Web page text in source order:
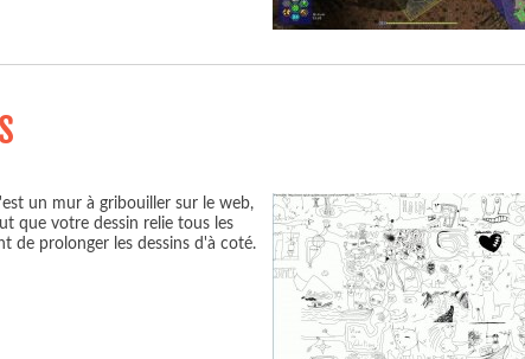
un mur à gribouiller sur le web,
que votre dessin relie tous les
de prolonger les dessins d'à coté.